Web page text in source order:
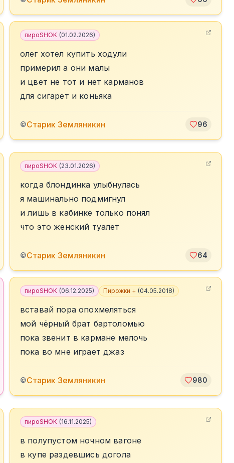
пироSHOK (01.02.2026)
олег хотел купить ходули
примерил а они малы
и цвет не тот и нет карманов
для сигарет и коньяка
©Старик Земляникин 96
пироSHOK (23.01.2026)
когда блондинка улыбнулась
я машинально подмигнул
и лишь в кабинке только понял
что это женский туалет
©Старик Земляникин 64
пироSHOK (06.12.2025) Пирожки + (04.05.2018)
вставай пора опохмеляться
мой чёрный брат бартоломью
пока звенит в кармане мелочь
пока во мне играет джаз
©Старик Земляникин 980
пироSHOK (16.11.2025)
в полупустом ночном вагоне
в купе раздевшись догола